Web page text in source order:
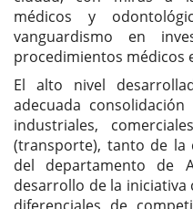
médicos y
vanguardismo en
procedimientos médicos
El alto nivel
adecuada
industriales,
(transporte), tanto de la
del departamento de
desarrollo de la